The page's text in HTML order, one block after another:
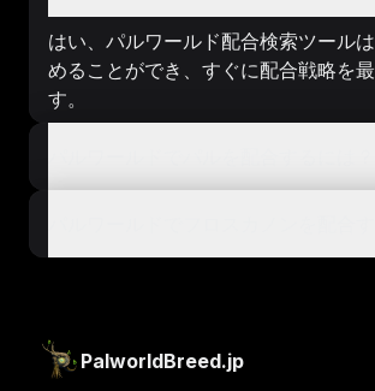
はい、パルワールド配合検索ツール
めることができ、すぐに配合戦略を
す。
PalworldBreed.jp